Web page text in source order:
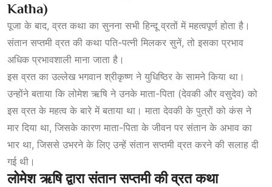
Katha)
पूजा के बाद, व्रत कथा का सुनना सभी हिन्दू व्रतों में महत्वपूर्ण होता है।
संतान सप्तमी व्रत की कथा पति-पत्नी मिलकर सुनें, तो इसका प्रभाव
अधिक प्रभावशाली माना जाता है।
इस व्रत का उल्लेख भगवान श्रीकृष्ण ने युधिष्ठिर के सामने किया था।
उन्होंने बताया कि लोमेश ऋषि ने उनके माता-पिता (देवकी और वसुदेव) को
इस व्रत के महत्व के बारे में बताया था। माता देवकी के पुत्रों को कंस ने
मार दिया था, जिसके कारण माता-पिता के जीवन पर संतान के अभाव का
भार था, जिससे उभरने के लिए उन्हें संतान सप्तमी व्रत करने की सलाह दी
गई थी।
लोमेशऋषिद्वारासंतानसप्तमीकीव्रतकथा